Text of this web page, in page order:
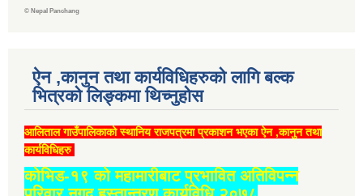
© Nepal Panchang
ऐन ,कानुन तथा कार्यविधिहरुको लागि बल्क
भित्रको लिङ्कमा थिच्‍नुहोस
आलिताल गाउँपालिकाको स्थानिय राजपत्रमा प्रकाशन भएका ऐन ,कानुन तथा
कार्यविधिहरु
कोभिड-१९ को महामारीबाट प्रभावित अतिविपन्न